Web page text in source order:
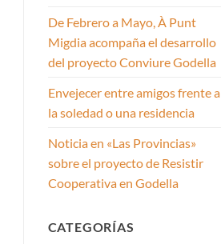
De Febrero a Mayo, À Punt
Migdia acompaña el desarrollo
del proyecto Conviure Godella
Envejecer entre amigos frente a
la soledad o una residencia
Noticia en «Las Provincias»
sobre el proyecto de Resistir
Cooperativa en Godella
CATEGORÍAS